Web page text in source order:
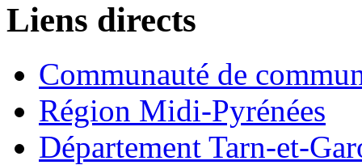
Liens directs
Communauté de
Région Midi-Pyrénées
Département Tarn-et-